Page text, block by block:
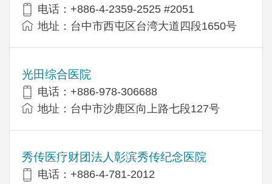
电话：+886-4-2359-2525 #2051
地址：台中市西屯区台湾大道四段1650号
光田综合医院
电话：+886-978-306688
地址：台中市沙鹿区向上路七段127号
秀传医疗财团法人彰滨秀传纪念医院
电话：+886-4-781-2012